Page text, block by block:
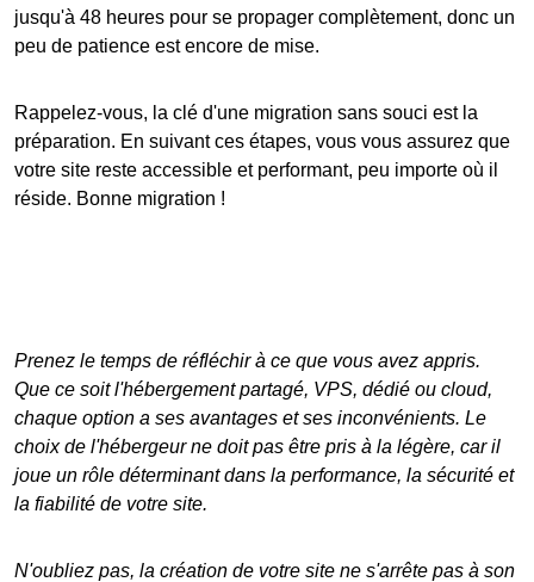
jusqu'à 48 heures pour se propager complètement, donc un
peu de patience est encore de mise.
Rappelez-vous, la clé d'une migration sans souci est la
préparation. En suivant ces étapes, vous vous assurez que
votre site reste accessible et performant, peu importe où il
réside. Bonne migration !
Prenez le temps de réfléchir à ce que vous avez appris.
Que ce soit l'hébergement partagé, VPS, dédié ou cloud,
chaque option a ses avantages et ses inconvénients. Le
choix de l'hébergeurne doit pas être pris à la légère, car il
joue un rôle déterminant dans la performance, la sécurité et
la fiabilité de votre site.
N'oubliez pas, la création de votre site ne s'arrête pas à son